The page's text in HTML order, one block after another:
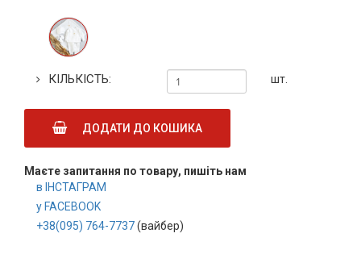
КІЛЬКІСТЬ: шт.
ДОДАТИ ДО КОШИКА
Маєте запитання по товару, пишіть нам
в ІНСТАГРАМ
у FACEBOOK
+38(095) 764-7737(вайбер)